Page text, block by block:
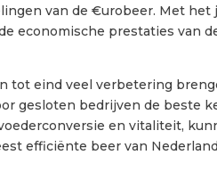
van de €urobeer. Met het
economische prestaties van
tot eind veel verbetering
gesloten bedrijven de beste
en vitaliteit,
efficiënte beer van